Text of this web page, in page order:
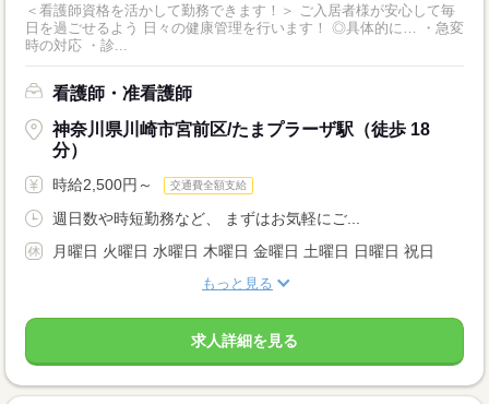
＜看護師資格を活かして勤務できます！＞ ご入居者様が安心して毎
日を過ごせるよう 日々の健康管理を行います！ ◎具体的に… ・急変
時の対応 ・診...
看護師・准看護師
神奈川県川崎市宮前区/たまプラーザ駅（徒歩 18
分）
時給2,500円～ 交通費全額支給
週日数や時短勤務など、 まずはお気軽にご...
月曜日 火曜日 水曜日 木曜日 金曜日 土曜日 日曜日 祝日
もっと見る
求人詳細を見る